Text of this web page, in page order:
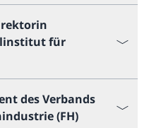
für
des Verbands
(FH)